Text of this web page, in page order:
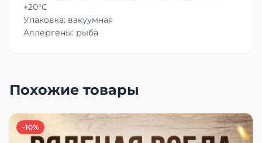
+20°C
Упаковка: вакуумная
Аллергены: рыба
Похожие товары
-10%